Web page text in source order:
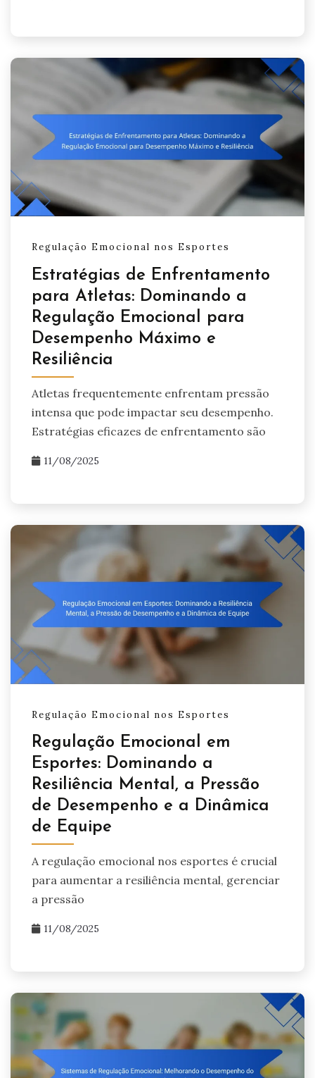
Regulação Emocional nos Esportes
Estratégias de Enfrentamento
para Atletas: Dominando a
Regulação Emocional para
Desempenho Máximo e
Resiliência
Atletas frequentemente enfrentam pressão
intensa que pode impactar seu desempenho.
Estratégias eficazes de enfrentamento são
11/08/2025
Regulação Emocional nos Esportes
Regulação Emocional em
Esportes: Dominando a
Resiliência Mental, a Pressão
de Desempenho e a Dinâmica
de Equipe
A regulação emocional nos esportes é crucial
para aumentar a resiliência mental, gerenciar
a pressão
11/08/2025